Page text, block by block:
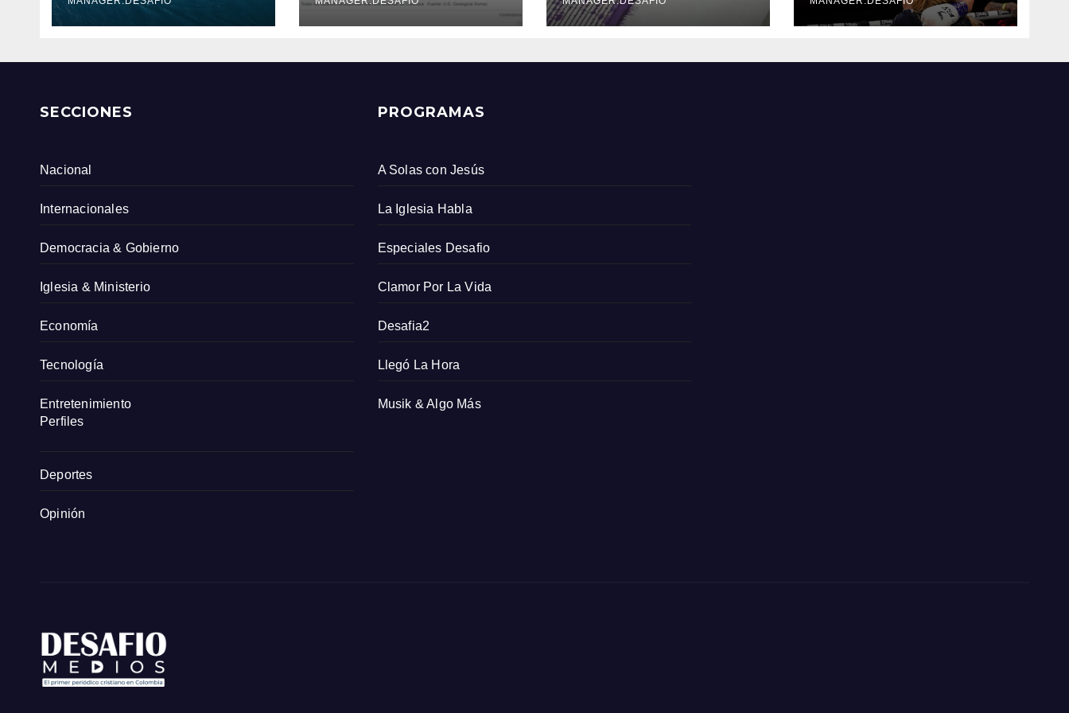
Servicio Geológico
Colombiano
SECCIONES
Nacional
Internacionales
Democracia & Gobierno
Iglesia & Ministerio
Economía
Tecnología
Entretenimiento
Perfiles
Deportes
Opinión
PROGRAMAS
A Solas con Jesús
La Iglesia Habla
Especiales Desafio
Clamor Por La Vida
Desafia2
Llegó La Hora
Musik & Algo Más